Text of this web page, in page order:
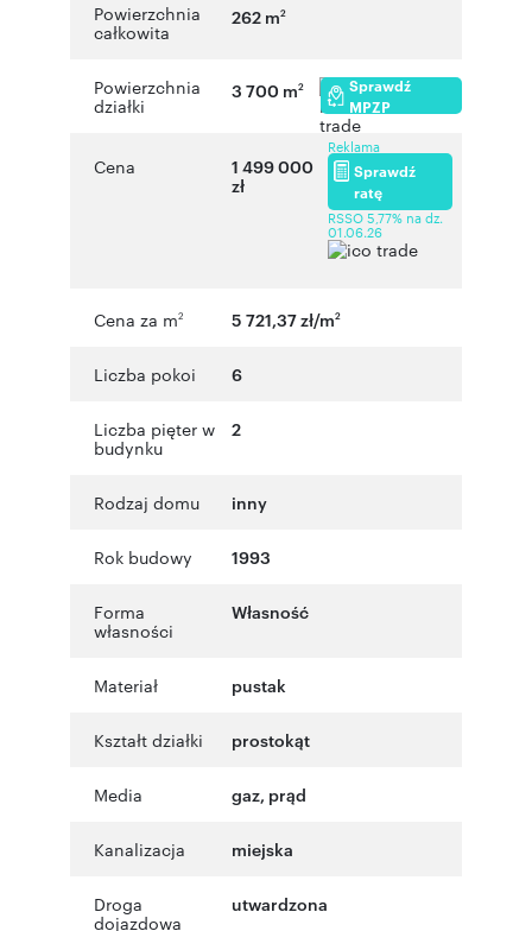
Powierzchnia
całkowita
262 m2
Powierzchnia
działki
3 700 m2
Sprawdź
MPZP
Cena
1 499 000
zł
Reklama
Sprawdź
ratę
RSSO 5,77% na dz.
01.06.26
Cena za m2 5 721,37 zł/m2
Liczba pokoi 6
Liczba pięter w
budynku
2
Rodzaj domu inny
Rok budowy 1993
Forma
własności
Własność
Materiał pustak
Kształt działki prostokąt
Media gaz, prąd
Kanalizacja miejska
Droga
dojazdowa
utwardzona